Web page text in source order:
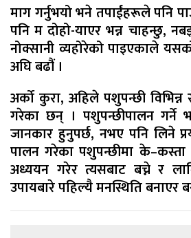
माग गर्नुभयो भने तपाईंहरूले पनि
पनि म दोहो-याएर भन्न चाहन्छु,
नोक्सानी व्यहोरेको पाइएकाले
अघि बढौं ।
अर्को कुरा, अहिले पशुपन्छी
गरेका छन् । पशुपन्छीपालन गर्ने
जानकार हुनुपर्छ, नभए पनि लिने
पालन गरेका पशुपन्छीमा
अध्ययन गरेर त्यसबाट बच्ने र
उपायबारे पहिल्यै मनस्थिति बनाएर